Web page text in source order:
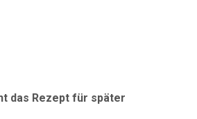
das Rezept für später